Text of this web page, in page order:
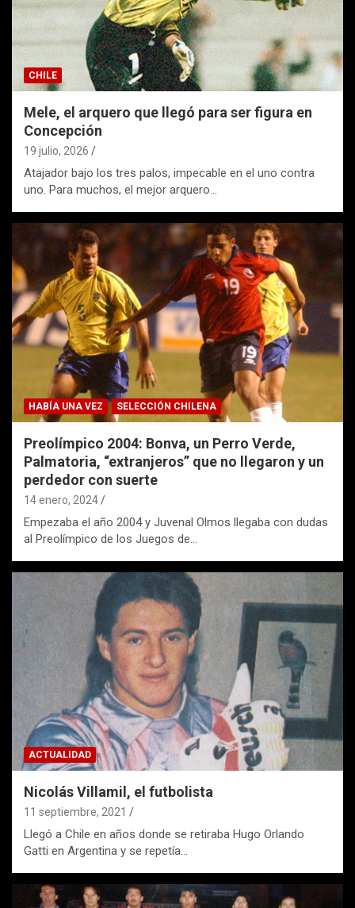
CHILE
Mele, el arquero que llegó para ser figura en
Concepción
19 julio, 2026
Atajador bajo los tres palos, impecable en el uno contra
uno. Para muchos, el mejor arquero…
HABÍA UNA VEZ SELECCIÓN CHILENA
Preolímpico 2004: Bonva, un Perro Verde,
Palmatoria, “extranjeros” que no llegaron y un
perdedor con suerte
14 enero, 2024
Empezaba el año 2004 y Juvenal Olmos llegaba con dudas
al Preolímpico de los Juegos de…
ACTUALIDAD
Nicolás Villamil, el futbolista
11 septiembre, 2021
Llegó a Chile en años donde se retiraba Hugo Orlando
Gatti en Argentina y se repetía…